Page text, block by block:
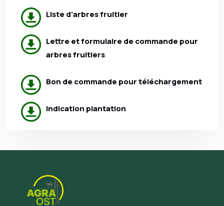
Liste d'arbres fruitier
Lettre et formulaire de commande pour
arbres fruitiers
Bon de commande pour téléchargement
Indication plantation